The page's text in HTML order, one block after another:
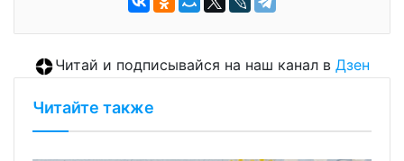
Читай и подписывайся на наш канал в Дзен
Читайте также